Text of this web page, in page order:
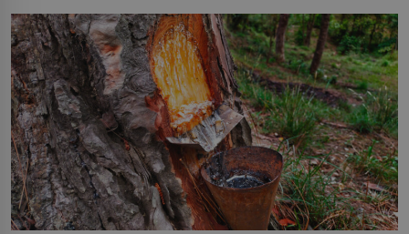
na podzim 1958 jako hec. Rádio Luxembourg přichází s
neobvyklou výzvou. Tomu, kdo dokáže dopravit ze
severního polárního kruhu na […]